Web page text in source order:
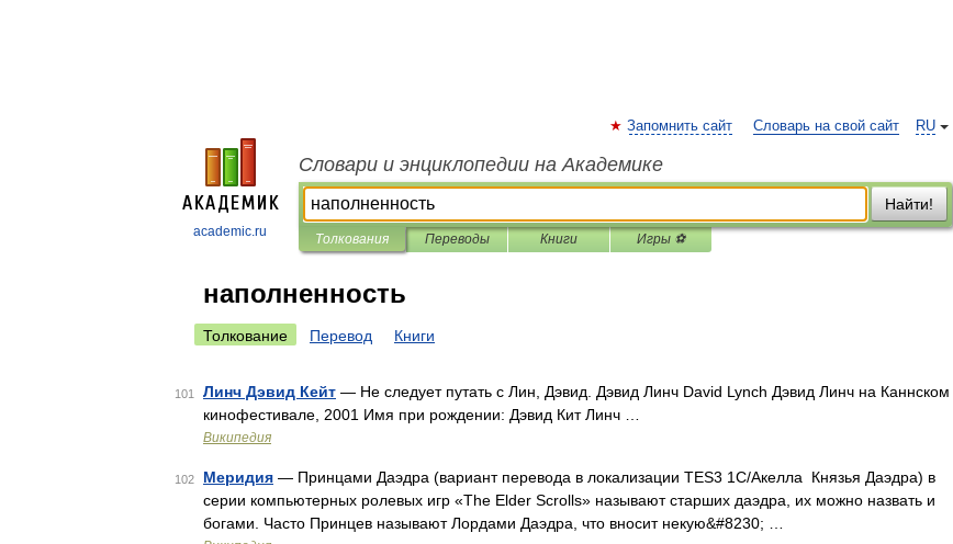
academic.ru
RU
Запомнить сайт Словарь на свой сайт
Словари и энциклопедии на Академике
Найти!
Толкования Переводы Книги Игры ⚽
наполненность
Толкование Перевод Книги
101 Линч Дэвид Кейт — Не следует путать с Лин, Дэвид. Дэвид Линч David Lynch Дэвид Линч на Каннском
кинофестивале, 2001 Имя при рождении: Дэвид Кит Линч …
Википедия
102 Меридия — Принцами Даэдра (вариант перевода в локализации TES3 1С/Акелла Князья Даэдра) в
серии компьютерных ролевых игр «The Elder Scrolls» называют старших даэдра, их можно назвать и
богами. Часто Принцев называют Лордами Даэдра, что вносит некую&#8230; …